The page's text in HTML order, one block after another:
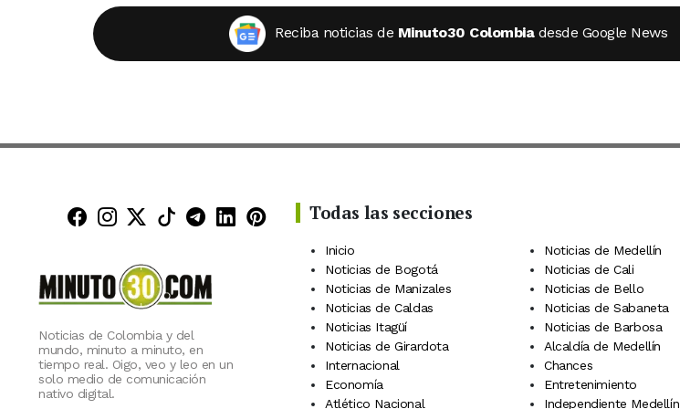
Reciba noticias de Minuto30 Colombia desde Google News
Minuto30 en Facebook
Minuto30 en Instagram
Minuto30 en X (Twitter)
Minuto30 en TikTok
Canal de Minuto30 en Telegram
Minuto30 en LinkedIn
Minuto30 en Pinterest
Noticias de Colombia y del
mundo, minuto a minuto, en
tiempo real. Oigo, veo y leo en un
solo medio de comunicación
nativo digital.
Todas las secciones
Inicio Noticias de Medellín
Noticias de Bogotá
Noticias de Cali
Noticias de Manizales
Noticias de Bello
Noticias de Caldas
Noticias de Sabaneta
Noticias Itagüí
Noticias de Barbosa
Noticias de Girardota
Alcaldía de Medellín
Internacional
Chances
Economía
Entretenimiento
Atlético Nacional
Independiente Medellín